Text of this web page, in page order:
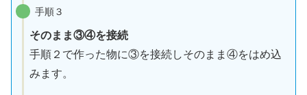
手順３
そのまま③④を接続
手順２で作った物に③を接続しそのまま④をはめ込
みます。